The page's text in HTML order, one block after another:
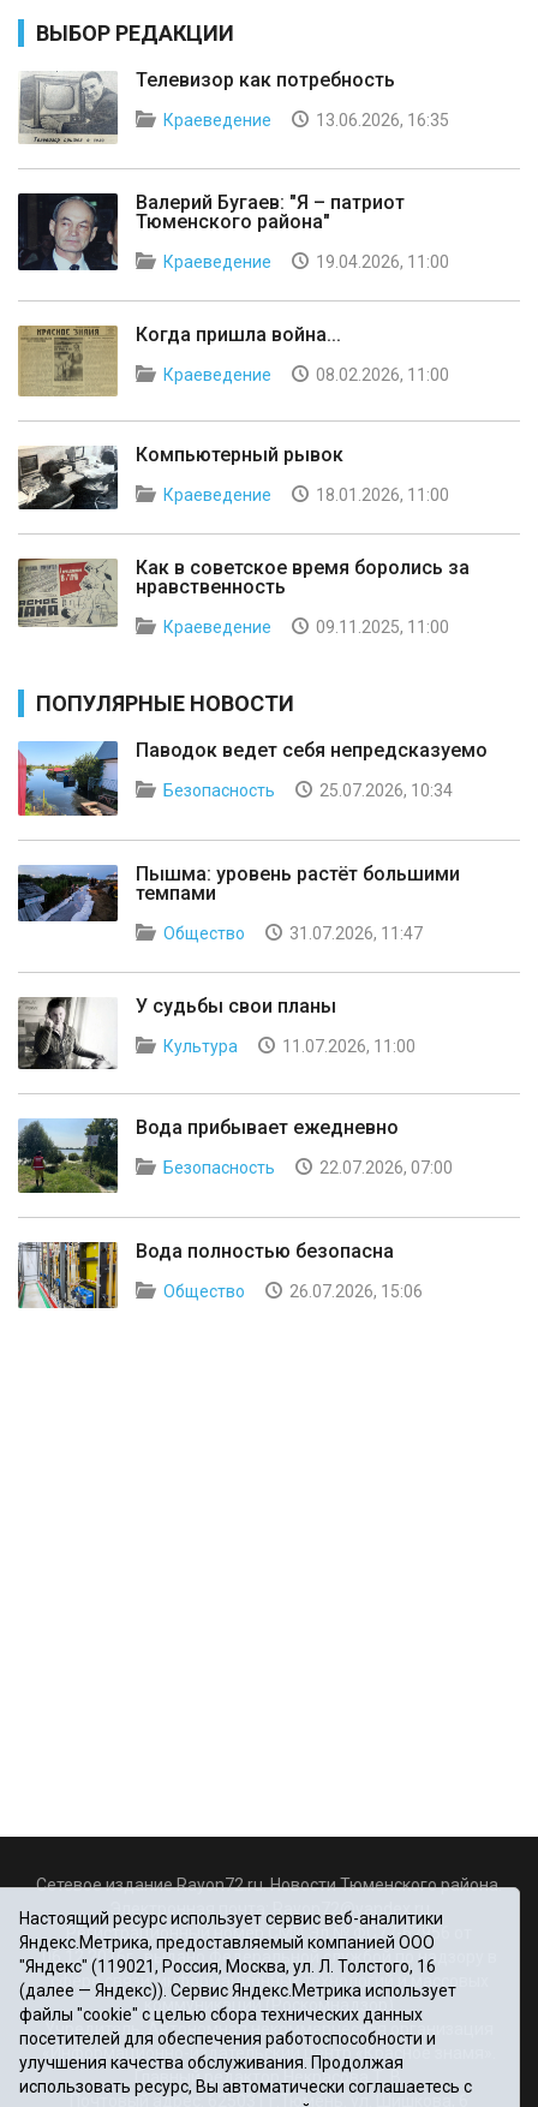
ВЫБОР РЕДАКЦИИ
Телевизор как потребность
Краеведение 13.06.2026, 16:35
Валерий Бугаев: "Я – патриот
Тюменского района"
Краеведение 19.04.2026, 11:00
Когда пришла война...
Краеведение 08.02.2026, 11:00
Компьютерный рывок
Краеведение 18.01.2026, 11:00
Как в советское время боролись за
нравственность
Краеведение 09.11.2025, 11:00
ПОПУЛЯРНЫЕ НОВОСТИ
Паводок ведет себя непредсказуемо
Безопасность 25.07.2026, 10:34
Пышма: уровень растёт большими
темпами
Общество 31.07.2026, 11:47
У судьбы свои планы
Культура 11.07.2026, 11:00
Вода прибывает ежедневно
Безопасность 22.07.2026, 07:00
Вода полностью безопасна
Общество 26.07.2026, 15:06
Сетевое издание Rayon72.ru. Новости Тюменского района.
Rayon72@yandex.ru
Регистрационный номер СМИ Эл № ФС77-67956 от
06.12.2016г., выдано Федеральной службой по надзору в
сфере связи, информационных технологий и массовых
коммуникаций (Роскомнадзор)
Учредитель: Автономная некоммерческая организация
«Информационно-издательский центр «Красное знамя».
Главный редактор Некрасова Т. В.
Почтовый адрес: 625031 г.Тюмень. ул. Шишкова, 6
Настоящий ресурс использует сервис веб-аналитики
Яндекс.Метрика, предоставляемый компанией ООО
"Яндекс" (119021, Россия, Москва, ул. Л. Толстого, 16
(далее — Яндекс)). Сервис Яндекс.Метрика использует
файлы "cookie" с целью сбора технических данных
посетителей для обеспечения работоспособности и
улучшения качества обслуживания. Продолжая
использовать ресурс, Вы автоматически соглашаетесь с